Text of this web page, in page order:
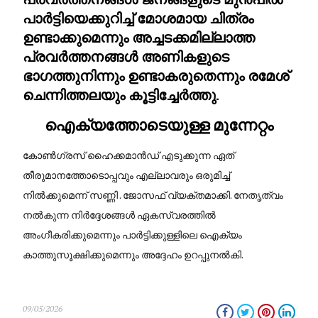
പാർട്ടിയെക്കുറിച്ച് മോശമായ ചിത്രം
ഉണ്ടാക്കുമെന്നും അച്ചടക്കമില്ലാത്ത
പ്രവർത്തനങ്ങൾ അണികളുടെ
ഭാഗത്തുനിന്നും ഉണ്ടാകരുതെന്നും രമേശ്
ചെന്നിത്തലയും കൂട്ടിച്ചേർത്തു.
ഐക്യത്തോടെയുള്ള മുന്നേറ്റം
കോൺഗ്രസ് ഹൈക്കമാൻഡ് എടുക്കുന്ന ഏത്
തീരുമാനത്തോടൊപ്പവും എല്ലാവരും ഒരുമിച്ച്
നിൽക്കുമെന്ന് സണ്ണി . ജോസഫ് വ്യക്തമാക്കി. നേതൃത്വം
നൽകുന്ന നിർദ്ദേശങ്ങൾ ഏകസ്വരത്തിൽ
അംഗീകരിക്കുമെന്നും പാർട്ടിക്കുള്ളിലെ ഐക്യം
കാത്തുസൂക്ഷിക്കുമെന്നും അദ്ദേഹം ഉറപ്പുനൽകി.
09/05/2026